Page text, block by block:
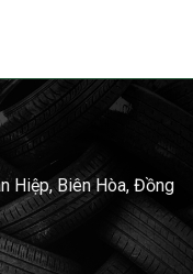
Hiệp, Biên Hòa, Đồng